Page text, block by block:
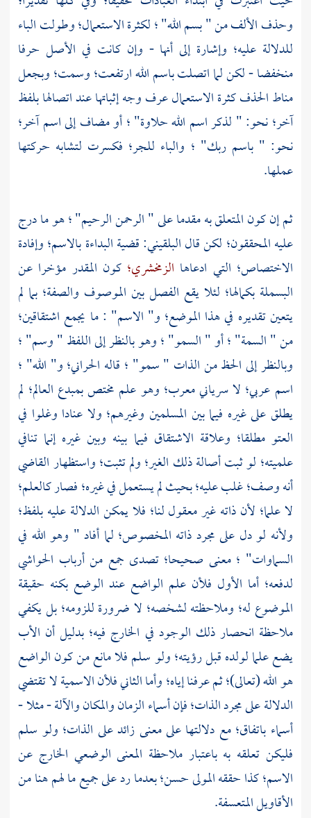
وحذف الألف من " بسم الله" ؛ لكثرة الاستعمال؛ وطولت الباء
للدلالة عليه؛ وإشارة إلى أنها - وإن كانت في الأصل حرفا
منخفضا - لكن لما اتصلت باسم الله ارتفعت؛ وسمت؛ وبجعل
مناط الحذف كثرة الاستعمال عرف وجه إثباتها عند اتصالها بلفظ
آخر؛ نحو: " لذكر اسم الله حلاوة" ؛ أو مضاف إلى اسم آخر؛
نحو: " باسم ربك" ؛ والباء للجر؛ فكسرت لتشابه حركتها
عملها.
ثم إن كون المتعلق به مقدما على " الرحمن الرحيم" ؛ هو ما درج
عليه المحققون؛ لكن قالالبلقيني:قضية البداءة بالاسم؛ وإفادة
الاختصاص؛ التي ادعاها الزمخشري؛كون المقدر مؤخرا عن
البسملة بكمالها؛ لئلا يقع الفصل بين الموصوف والصفة؛ بما لم
يتعين تقديره في هذا الموضع؛ و" الاسم" : ما يجمع اشتقاقين؛
من " السمة" ؛ أو " السمو" ؛ وهو بالنظر إلى اللفظ " وسم" ؛
وبالنظر إلى الحظ من الذات " سمو" ؛ قاله الحراني؛و" الله" ؛
اسم عربي؛ لا سرياني معرب؛ وهو علم مختص بمبدع العالم؛ لم
يطلق على غيره فيما بين المسلمين وغيرهم؛ ولا عنادا وغلوا في
العتو مطلقا؛ وعلاقة الاشتقاق فيما بينه وبين غيره إنما تنافي
علميته؛ لو ثبت أصالة ذلك الغير؛ ولم تثبت؛ واستظهار القاضي
أنه وصف؛ غلب عليه؛ بحيث لم يستعمل في غيره؛ فصار كالعلم؛
لا علما؛ لأن ذاته غير معقول لنا؛ فلا يمكن الدلالة عليه بلفظ؛
ولأنه لو دل على مجرد ذاته المخصوص؛ لما أفاد " وهو الله في
السماوات" ؛ معنى صحيحا؛ تصدى جمع من أرباب الحواشي
لدفعه؛ أما الأول فلأن علم الواضع عند الوضع بكنه حقيقة
الموضوع له؛ وملاحظته لشخصه؛ لا ضرورة للزومه؛ بل يكفي
ملاحظة انحصار ذلك الوجود في الخارج فيه؛ بدليل أن الأب
يضع علما لولده قبل رؤيته؛ ولو سلم فلا مانع من كون الواضع
هو الله (تعالى)؛ ثم عرفنا إياه؛ وأما الثاني فلأن الاسمية لا تقتضي
الدلالة على مجرد الذات؛ فإن أسماء الزمان والمكان والآلة - مثلا -
أسماء باتفاق؛ مع دلالتها على معنى زائد على الذات؛ ولو سلم
فليكن تعلقه به باعتبار ملاحظة المعنى الوضعي الخارج عن
الاسم؛ كذا حققه المولى حسن؛ بعدما رد على جميع ما لهم هنا من
الأقاويل المتعسفة.